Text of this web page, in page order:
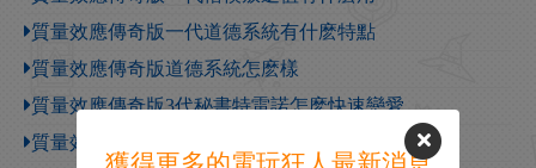
質量效應傳奇版一代道德系統有什麽特點
質量效應傳奇版道德系統怎麽樣
質量效應傳奇版3代秘書特雷諾怎麽快速戀愛
質量效應傳奇版二代談戀愛需要注意什麽